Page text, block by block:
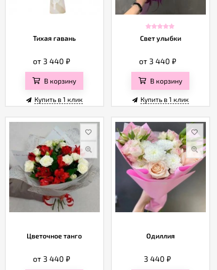
Тихая гавань
от 3 440 ₽
В корзину
Купить в 1 клик
Свет улыбки
от 3 440 ₽
В корзину
Купить в 1 клик
Цветочное танго
от 3 440 ₽
Одиллия
3 440₽